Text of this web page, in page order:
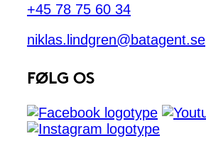
+45 78 75 60 34
niklas.lindgren@batagent.se
FØLG OS